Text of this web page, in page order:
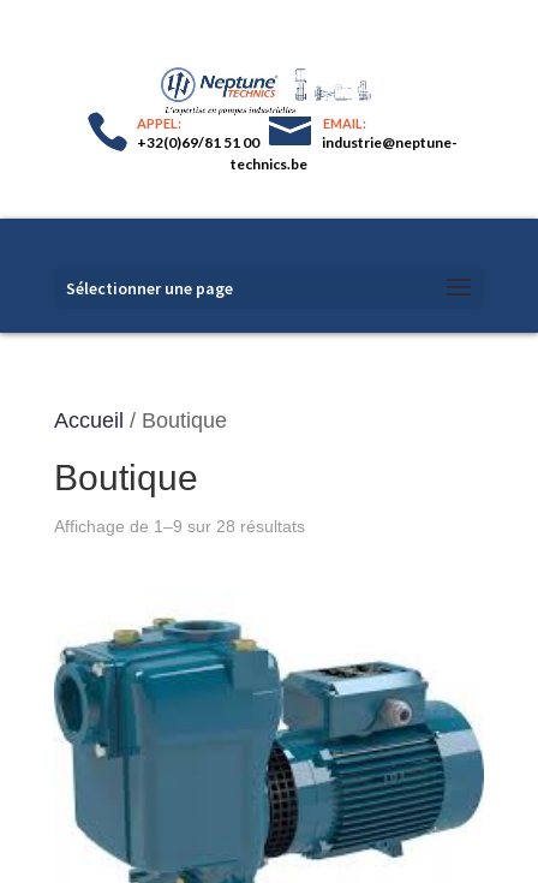
+32(0)69/81 51 00
industrie@neptune-
technics.be
Sélectionner une page
Accueil / Boutique
Boutique
Affichage de 1–9 sur 28 résultats